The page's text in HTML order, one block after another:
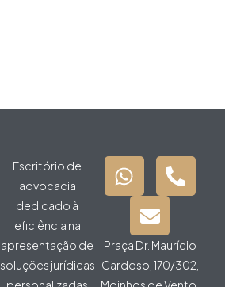
Escritório de
advocacia
dedicado à
eficiência na
apresentação de
soluções jurídicas
Praça Dr. Maurício
Cardoso, 170/302,